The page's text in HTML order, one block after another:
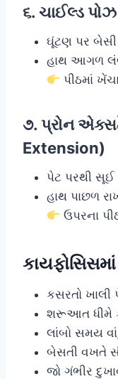
૬. ચાઈલ્ડ
ઘૂંટણ પર
હાથ આગળ
પીઠમાં
૭. પ્રોન
Extension)
પેટ પરથી સૂઈ
હાથ પાછળ
ઉપરના
કસરતો ખાલી
શરૂઆત ધીમે
લાંબો સમય
બેસતી વખતે
જો ગંભીર